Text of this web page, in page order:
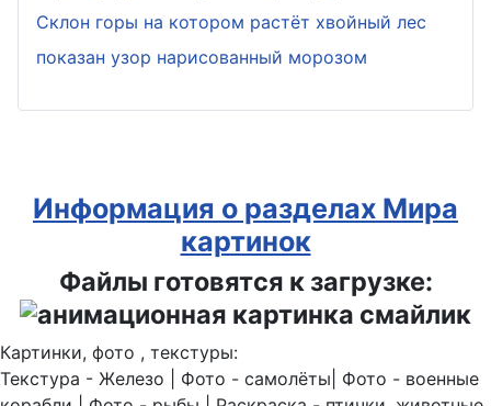
Склон горы на котором растёт хвойный лес
показан узор нарисованный морозом
Информация о разделах Мира
картинок
Файлы готовятся к загрузке:
Картинки, фото , текстуры:
Текстура - Железо | Фото - самолёты| Фото - военные